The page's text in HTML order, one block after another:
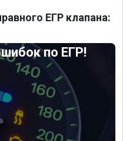
ЕГР клапана:
по ЕГР!